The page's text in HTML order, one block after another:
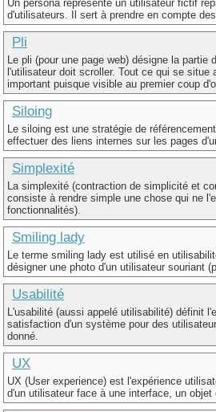
Un persona représente un utilisateur fictif
d'utilisateurs. Il sert à prendre en compte
Pli
Le pli (pour une page web) désigne la partie
l'utilisateur doit scroller. Tout ce qui se situe
important puisque visible au premier coup
Siloing
Le siloing est une stratégie de
effectuer des liens internes sur les pages
Simplexité
La simplexité (contraction de simplicité et
consiste à rendre simple une chose qui ne
fonctionnalités).
Smiling lady
Le terme smiling lady est utilisé en
désigner une photo d'un utilisateur souriant
Usabilité
L'usabilité (aussi appelé utilisabilité) définit
satisfaction d'un système pour des
donné.
UX
UX (User experience) est l'expérience
d'un utilisateur face à une interface, un objet